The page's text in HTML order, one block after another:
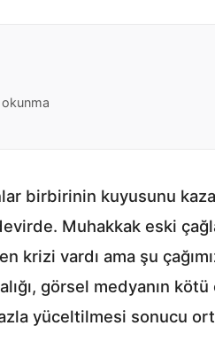
birbirinin kuyusunu kazar
Muhakkak eski
krizi vardı ama şu
görsel medyanın
yüceltilmesi sonucu